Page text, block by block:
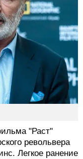
"Раст"
револьвера
Легкое ранение